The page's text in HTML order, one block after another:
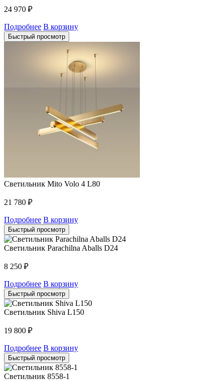
24 970 ₽
Подробнее В корзину
Быстрый просмотр
Светильник Mito Volo 4 L80
21 780 ₽
Подробнее В корзину
Быстрый просмотр
Светильник Parachilna Aballs D24
8 250 ₽
Подробнее В корзину
Быстрый просмотр
Светильник Shiva L150
19 800 ₽
Подробнее В корзину
Быстрый просмотр
Светильник 8558-1